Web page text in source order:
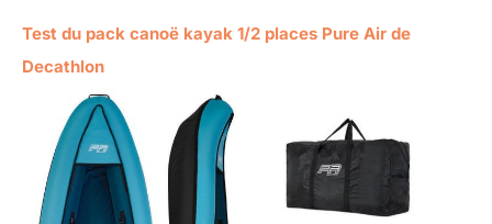
Test du pack canoë kayak 1/2 places Pure Air de
Decathlon